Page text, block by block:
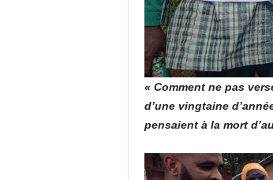
« Comment ne pas
d’une vingtaine
pensaient à la mort